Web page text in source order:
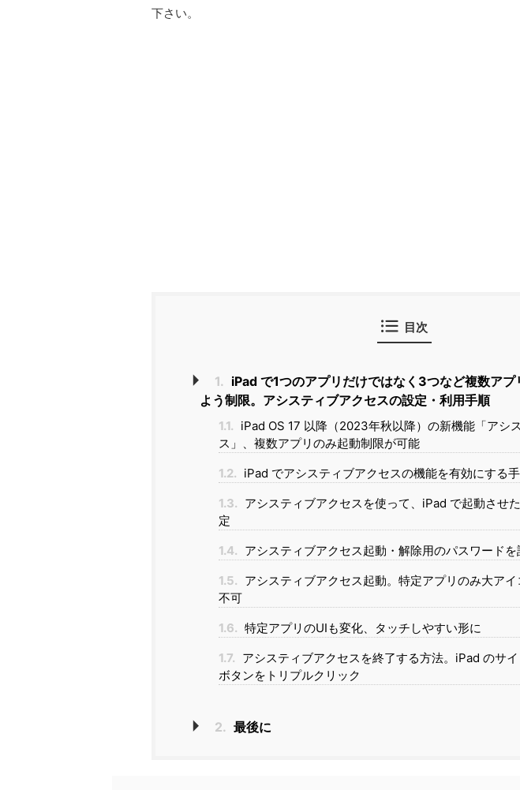
下さい。
目次
1. iPad で1つのアプリだけではなく3つなど複数アプ
よう制限。アシスティブアクセスの設定・利用手順
1.1. iPad OS 17 以降（2023年秋以降）の新機能「アシ
ス」、複数アプリのみ起動制限が可能
1.2. iPad でアシスティブアクセスの機能を有効にする
1.3. アシスティブアクセスを使って、iPad で起動させ
定
1.4. アシスティブアクセス起動・解除用のパスワードを
1.5. アシスティブアクセス起動。特定アプリのみ大ア
不可
1.6. 特定アプリのUIも変化、タッチしやすい形に
1.7. アシスティブアクセスを終了する方法。iPad のサ
ボタンをトリプルクリック
2. 最後に